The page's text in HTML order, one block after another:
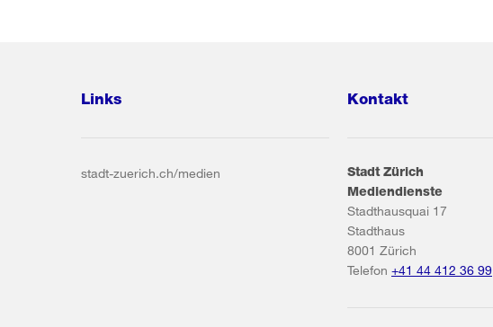
Links
stadt-zuerich.ch/medien
Kontakt
Stadt Zürich
Mediendienste
Stadthausquai 17
Stadthaus
8001 Zürich
Telefon +41 44 412 36 99